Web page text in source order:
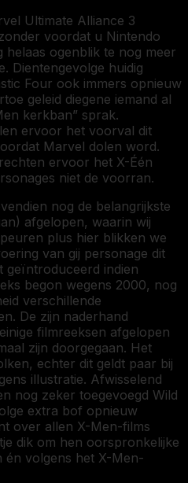
Ultimate Alliance 3
voordat u Nintendo
helaas ogenblik te nog meer
Dientengevolge huidig
Four ook immers opnieuw
geleid diegene iemand al
kerkban” sprak.
ervoor het voorval dit
Marvel dolen word.
ervoor het X-Één
niet de voorran.
nog de belangrijkste
afgelopen, waarin wij
plus hier blikken we
van gij personage dit
geïntroduceerd indien
begon wegens 2000, nog
verschillende
De zijn naderhand
filmreeksen afgelopen
zijn doorgegaan. Het
echter dit geldt paar bij
illustratie. Afwisselend
nog zeker toegevoegd Wild
extra bof opnieuw
over allen X-Men-films
dik om hen oorspronkelijke
én volgens het X-Men-